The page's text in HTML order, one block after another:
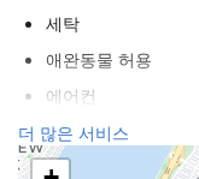
세탁
애완동물 허용
에어컨
히터
승강기
더 많은 서비스